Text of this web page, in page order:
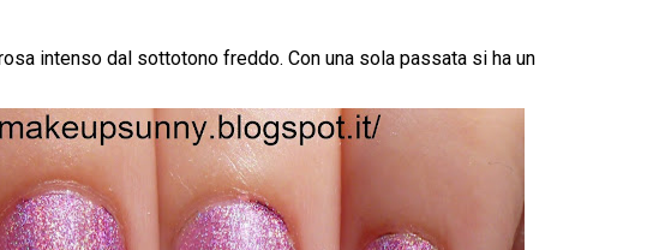
intenso dal sottotono freddo. Con una sola passata si ha un